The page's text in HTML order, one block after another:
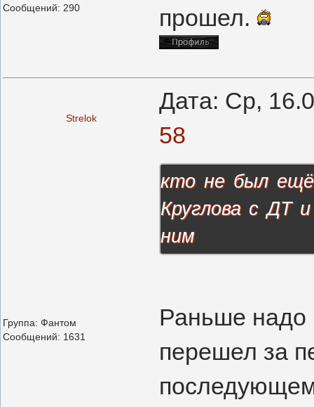
Сообщений: 290
прошел.
Strelok
Дата: Ср,
58
Группа: Фантом
Сообщений: 1631
кто не был ещё
Круглова с ДТ
ним
Раньше надо
перешел за